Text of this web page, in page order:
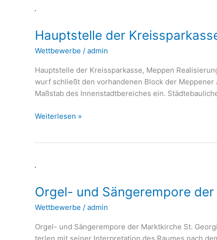
Hauptstelle der
Wettbewerbe / admin
Haupt­stel­le der Kreis­spar­kas­se, Meppen
wurf schließt den vor­han­de­nen Block der
Maß­stab des Innen­stadt­be­rei­ches ein.
Hauptstelle
Kreissparkasse,
Meppen
Weiterlesen »
Orgel- und Sängerempore
Wettbewerbe / admin
Orgel- und Sän­ger­em­po­re der Markt­kir­che St.
Orgel-
Sängerempore
Marktkirche
St.
Georgii